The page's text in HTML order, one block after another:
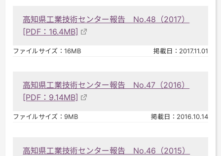
高知県工業技術センター報告 No.48（2017）
[PDF：16.4MB]
ファイルサイズ：16MB 掲載日：2017.11.01
高知県工業技術センター報告 No.47（2016）
[PDF：9.14MB]
ファイルサイズ：9MB 掲載日：2016.10.14
高知県工業技術センター報告 No.46（2015）